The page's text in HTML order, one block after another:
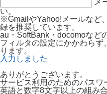
い。
※GmailやYahoo!メールなど
録を推奨しています。
au・SoftBank・docomoなど
フィルタの設定にかかわら
ります。
入力しました
ありがとうございます。
サービス利用のためのパスワ
英語と数字8文字以上の組み